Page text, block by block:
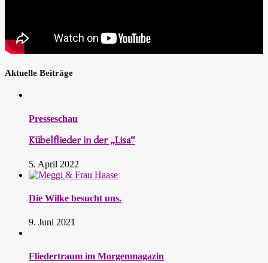
Aktuelle Beiträge
Presseschau
Kübelflieder in der „Lisa“
5. April 2022
Die Wilke besucht uns.
9. Juni 2021
Fliedertraum im Morgenmagazin